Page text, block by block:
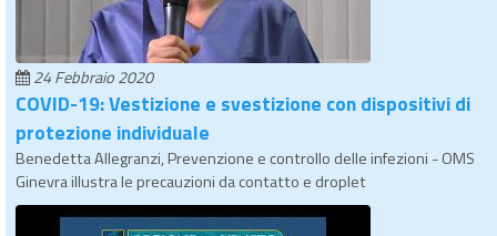
24 Febbraio 2020
COVID-19: Vestizione e svestizione con dispositivi di
protezione individuale
Benedetta Allegranzi, Prevenzione e controllo delle infezioni - OMS
Ginevra illustra le precauzioni da contatto e droplet